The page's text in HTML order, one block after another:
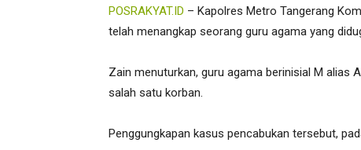
POSRAKYAT.ID – Kapolres Metro Tangerang
telah menangkap seorang guru agama yang
Zain menuturkan, guru agama berinisial M alias
salah satu korban.
Penggungkapan kasus pencabukan tersebut,